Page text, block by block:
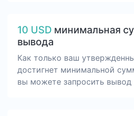
10 USD минимальная
вывода
Как только ваш
достигнет минимальной
вы можете запросить вывод